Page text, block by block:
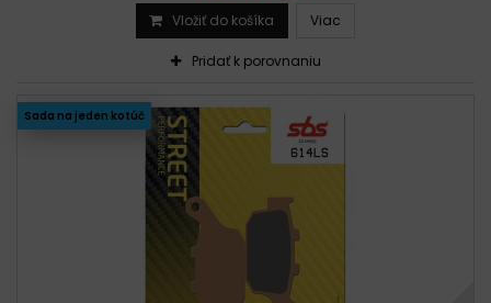
Vložiť do košíka Viac
Pridať k porovnaniu
Sada na jeden kotúč